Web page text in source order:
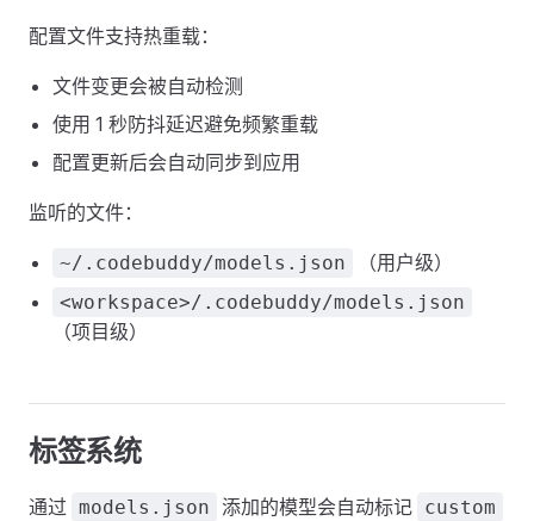
配置文件支持热重载：
文件变更会被自动检测
使用 1 秒防抖延迟避免频繁重载
配置更新后会自动同步到应用
监听的文件：
~/.codebuddy/models.json （用户级）
<workspace>/.codebuddy/models.json
（项目级）
标签系统
通过 models.json 添加的模型会自动标记 custom